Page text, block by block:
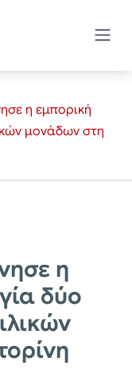
η εμπορική
μονάδων στη
η
δύο